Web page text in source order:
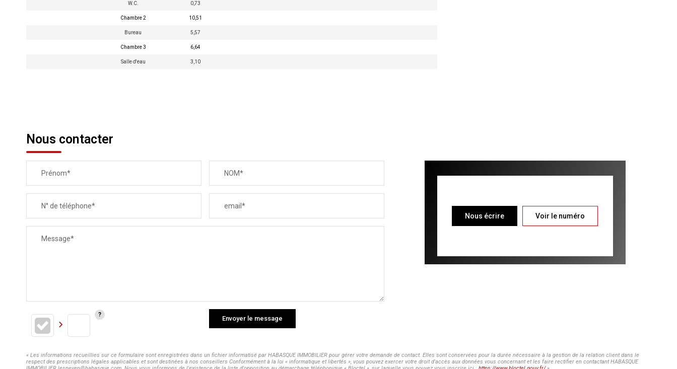
W.C. 0,73
Chambre 2 10,51
Bureau 5,57
Chambre 3 6,64
Salle d'eau 3,10
Nous contacter
Prénom* NOM*
N° de téléphone* email*
Message*
Envoyer le message
Nous écrire Voir le numéro
« Les informations recueillies sur ce formulaire sont enregistrées dans un fichier informatisé par HABASQUE IMMOBILIER pour gérer votre demande de contact. Elles sont conservées pour la durée nécessaire à la gestion de la relation client dans le
respect des prescriptions légales applicables et sont destinées à nos conseillers Conformément à la loi « informatique et libertés », vous pouvez exercer votre droit d'accès aux données vous concernant et les faire rectifier en contactant HABASQUE